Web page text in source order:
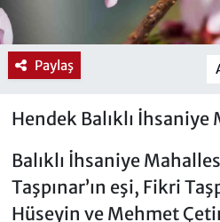
Paylaş
Hendek Balıklı
Balıklı İhsaniye
Taşpınar’ın eşi, Fikri
Hüseyin ve Mehmet